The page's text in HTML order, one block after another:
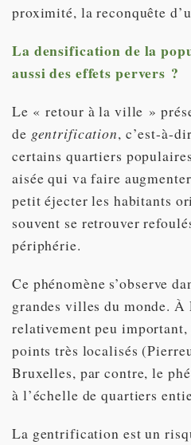
proximité, la reconquête
La densification de la
aussi des effets pervers ?
Le « retour à la ville »
de gentrification, c’est-à-
certains quartiers
aisée qui va faire
petit éjecter les habitants
souvent se retrouver
périphérie.
Ce phénomène s’observe
grandes villes du monde.
relativement peu important,
points très localisés
Bruxelles, par contre, le
à l’échelle de quartiers
La gentrification est un